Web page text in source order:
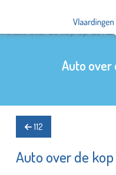
Auto over
112
Auto over de